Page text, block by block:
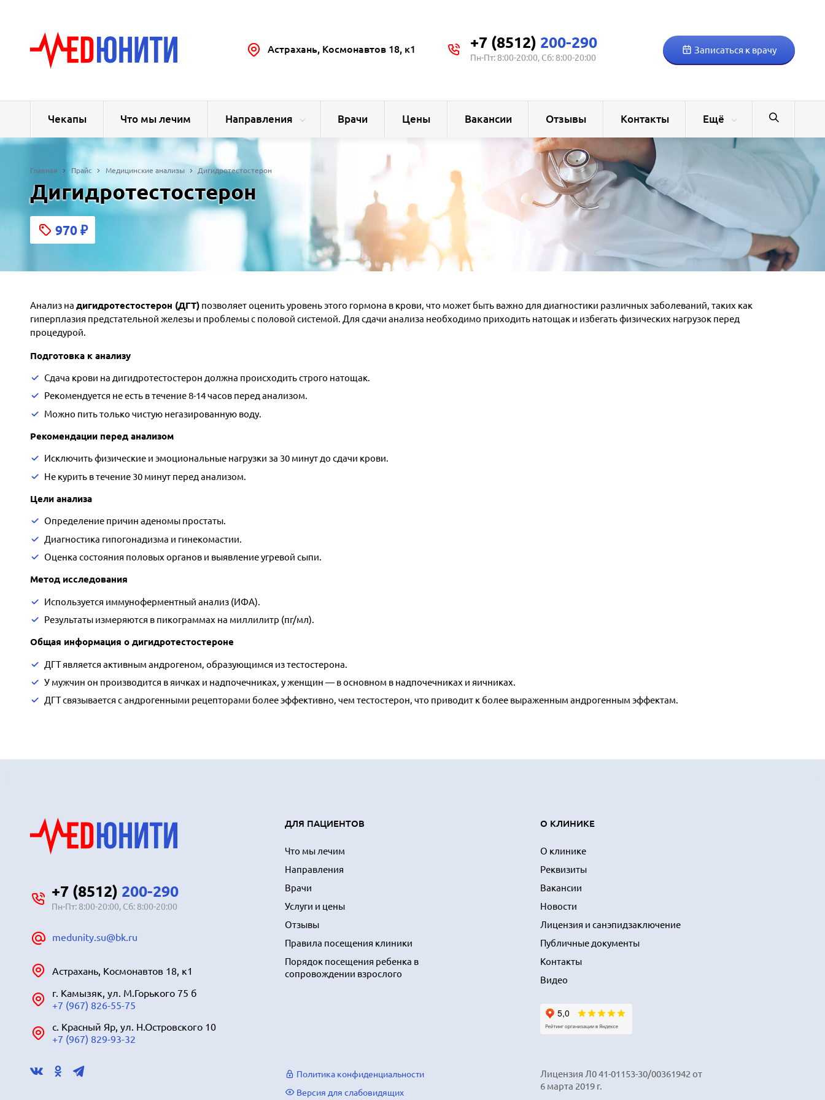
Астрахань, Космонавтов 18, к1 +7 (8512) 200-290
Пн-Пт: 8:00-20:00, Сб: 8:00-20:00
Записаться к врачу
Чекапы Что мы лечим Направления Врачи Цены Вакансии Отзывы Контакты Ещё
Главная Прайс Медицинские анализы Дигидротестостерон
Дигидротестостерон
970 ₽
Анализ на дигидротестостерон (ДГТ) позволяет оценить уровень этого гормона в крови, что может быть важно для диагностики различных заболеваний, таких как
гиперплазия предстательной железы и проблемы с половой системой. Для сдачи анализа необходимо приходить натощак и избегать физических нагрузок перед
процедурой.
Подготовка к анализу
Сдача крови на дигидротестостерон должна происходить строго натощак.
Рекомендуется не есть в течение 8-14 часов перед анализом.
Можно пить только чистую негазированную воду.
Рекомендации перед анализом
Исключить физические и эмоциональные нагрузки за 30 минут до сдачи крови.
Не курить в течение 30 минут перед анализом.
Цели анализа
Определение причин аденомы простаты.
Диагностика гипогонадизма и гинекомастии.
Оценка состояния половых органов и выявление угревой сыпи.
Метод исследования
Используется иммуноферментный анализ (ИФА).
Результаты измеряются в пикограммах на миллилитр (пг/мл).
Общая информация о дигидротестостероне
ДГТ является активным андрогеном, образующимся из тестостерона.
У мужчин он производится в яичках и надпочечниках, у женщин — в основном в надпочечниках и яичниках.
ДГТ связывается с андрогенными рецепторами более эффективно, чем тестостерон, что приводит к более выраженным андрогенным эффектам.
+7 (8512) 200-290
Пн-Пт: 8:00-20:00, Сб: 8:00-20:00
medunity.su@bk.ru
Астрахань, Космонавтов 18, к1
г. Камызяк, ул. М.Горького 75 б
+7 (967) 826-55-75
с. Красный Яр, ул. Н.Островского 10
+7 (967) 829-93-32
ДЛЯ ПАЦИЕНТОВ
Что мы лечим
Направления
Врачи
Услуги и цены
Отзывы
Правила посещения клиники
Порядок посещения ребенка в
сопровождении взрослого
О КЛИНИКЕ
О клинике
Реквизиты
Вакансии
Новости
Лицензия и санэпидзаключение
Публичные документы
Контакты
Видео
Политика конфиденциальности
Версия для слабовидящих
Лицензия Л0 41-01153-30/00361942 от
6 марта 2019 г.